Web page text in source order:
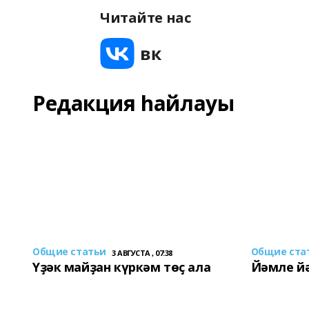
Читайте нас
Редакция һайлауы
Общие статьи 3 АВГУСТА , 07:38
Үҙәк майҙан күркәм төҫ ала
Общие
Йәмле